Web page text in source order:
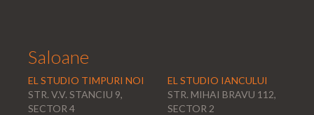
Saloane
EL STUDIO TIMPURI NOI
STR. V.V. STANCIU 9,
SECTOR 4
EL STUDIO IANCULUI
STR. MIHAI BRAVU 112,
SECTOR 2